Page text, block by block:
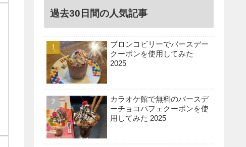
過去30日間の人気記事
ブロンコビリーでバースデー
クーポンを使用してみた
2025
カラオケ館で無料のバースデ
ーチョコパフェクーポンを使
用してみた 2025